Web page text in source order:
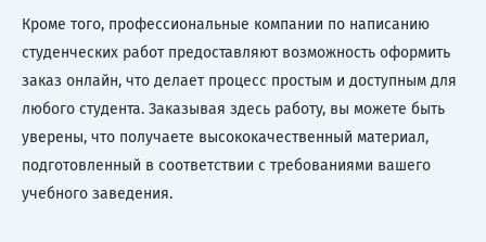
Кроме того, профессиональные компании по написанию
студенческих работ предоставляют возможность оформить
заказ онлайн, что делает процесс простым и доступным для
любого студента. Заказывая здесь работу, вы можете быть
уверены, что получаете высококачественный материал,
подготовленный в соответствии с требованиями вашего
учебного заведения.